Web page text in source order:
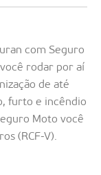
com Seguro
rodar por aí
de até
furto e incêndio
Moto você
(RCF-V).